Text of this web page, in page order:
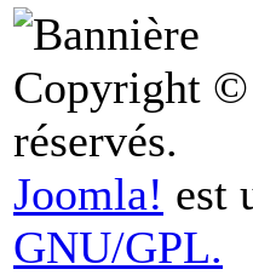
Copyright ©
réservés.
Joomla! est
GNU/GPL.